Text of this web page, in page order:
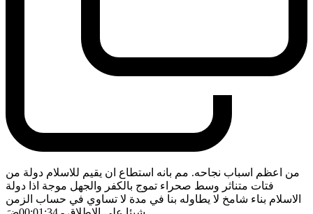
من اعظم اسباب نجاحه. مم بانه استطاع ان يقيم للاسلام دولة من
فتات متناثر وسط صحراء تموج بالكفر والجهل موجة اذا دولة
الاسلام بناء شامخ لا يطاوله بنا في مدة لا تساوي في حساب الزمن